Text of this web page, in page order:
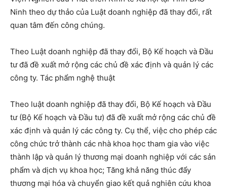
Ninh theo dự thảo của Luật doanh nghiệp đã thay đổi, rất
quan tâm đến công chúng.
Theo Luật doanh nghiệp đã thay đổi, Bộ Kế hoạch và Đầu
tư đã đề xuất mở rộng các chủ đề xác định và quản lý các
công ty. Tác phẩm nghệ thuật
Theo luật doanh nghiệp đã thay đổi, Bộ Kế hoạch và Đầu
tư (Bộ Kế hoạch và Đầu tư) đã đề xuất mở rộng các chủ đề
xác định và quản lý các công ty. Cụ thể, việc cho phép các
công chức trở thành các nhà khoa học tham gia vào việc
thành lập và quản lý thương mại doanh nghiệp với các sản
phẩm và dịch vụ khoa học; Tăng khả năng thúc đẩy
thương mại hóa và chuyển giao kết quả nghiên cứu khoa